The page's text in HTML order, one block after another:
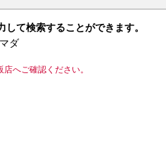
て検索することができます。
ダ
へご確認ください。